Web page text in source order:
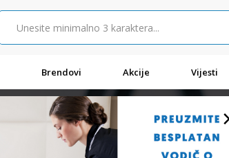
Brendovi Akcije Vijesti